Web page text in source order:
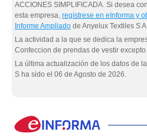
ACCIONES SIMPLIFICADA. Si desea
esta empresa, regístrese en eInforma y
Informe Ampliado de Anyelux Textiles S A
La actividad a la que se dedica la
Confeccion de prendas de vestir
La última actualización de los datos de
S ha sido el 06 de Agosto de 2026.